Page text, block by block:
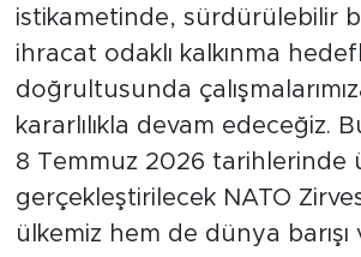
istikametinde, sürdürülebilir
ihracat odaklı kalkınma
doğrultusunda
kararlılıkla devam edeceğiz.
8 Temmuz 2026 tarihlerinde
gerçekleştirilecek NATO
ülkemiz hem de dünya barışı